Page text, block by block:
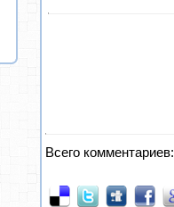
Всего комментариев: